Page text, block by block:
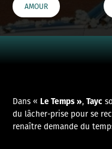
AMOUR
Dans «Le Temps »,Tayc
du lâcher-prise pour se
renaître demande du